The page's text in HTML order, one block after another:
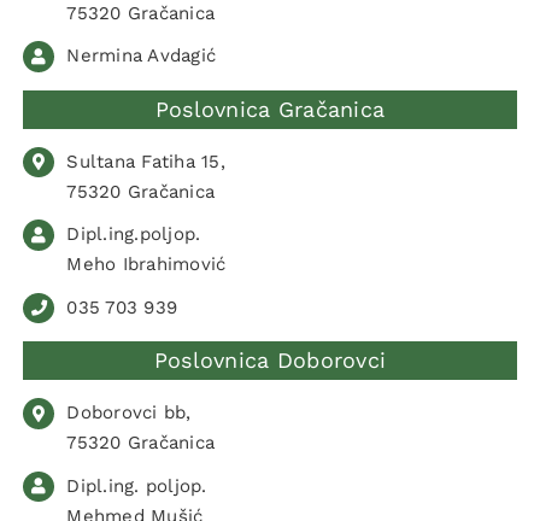
75320 Gračanica
Nermina Avdagić
Poslovnica Gračanica
Sultana Fatiha 15,
75320 Gračanica
Dipl.ing.poljop.
Meho Ibrahimović
035 703 939
Poslovnica Doborovci
Doborovci bb,
75320 Gračanica
Dipl.ing. poljop.
Mehmed Mušić